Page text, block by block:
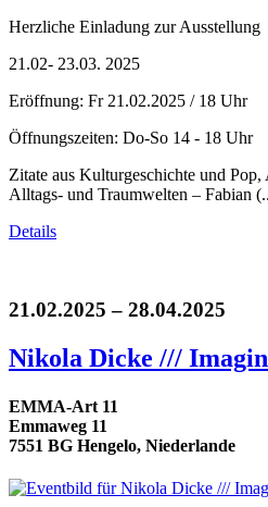
Herzliche Einladung zur Ausstellung
21.02- 23.03. 2025
Eröffnung: Fr 21.02.2025 / 18 Uhr
Öffnungszeiten: Do-So 14 - 18 Uhr
Zitate aus Kulturgeschichte und
Alltags- und Traumwelten – Fabian
Details
21.02.2025 – 28.04.2025
Nikola Dicke ///
EMMA-Art 11
Emmaweg 11
7551 BG Hengelo, Niederlande